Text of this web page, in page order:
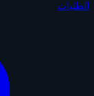
الطلبات